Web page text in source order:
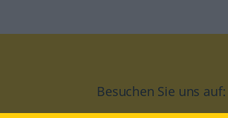
Besuchen Sie uns auf: